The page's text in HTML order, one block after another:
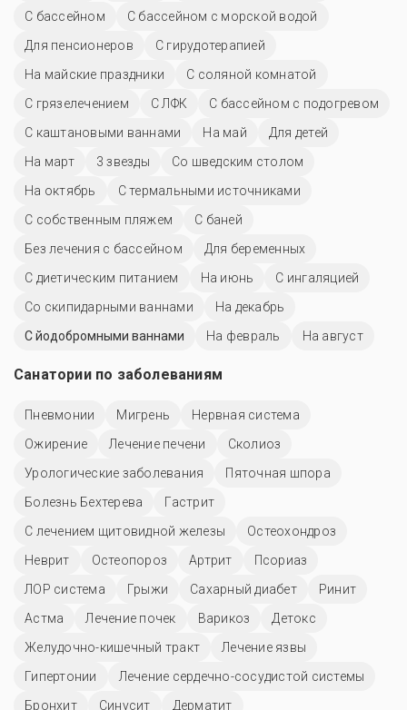
C бассейном
С бассейном с морской водой
Для пенсионеров
С гирудотерапией
На майские праздники
С соляной комнатой
С грязелечением
С ЛФК
С бассейном с подогревом
С каштановыми ваннами
На май
Для детей
На март
3 звезды
Со шведским столом
На октябрь
С термальными источниками
С собственным пляжем
С баней
Без лечения с бассейном
Для беременных
С диетическим питанием
На июнь
С ингаляцией
Со скипидарными ваннами
На декабрь
С йодобромными ваннами
На февраль На август
Санатории по заболеваниям
Пневмонии Мигрень
Нервная система
Ожирение
Лечение печени
Сколиоз
Урологические заболевания
Пяточная шпора
Болезнь Бехтерева
Гастрит
С лечением щитовидной железы
Остеохондроз
Неврит
Остеопороз Артрит
Псориаз
ЛОР система
Грыжи Сахарный диабет
Ринит
Астма
Лечение почек Варикоз
Детокс
Желудочно-кишечный тракт
Лечение язвы
Гипертонии
Лечение сердечно-сосудистой системы
Бронхит
Синусит
Дерматит